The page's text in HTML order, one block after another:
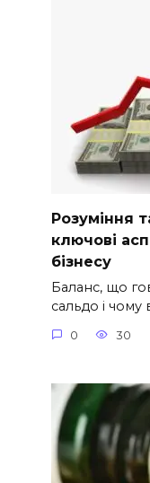
Розуміння
ключові
бізнесу
Баланс, що
сальдо і чому
0 30